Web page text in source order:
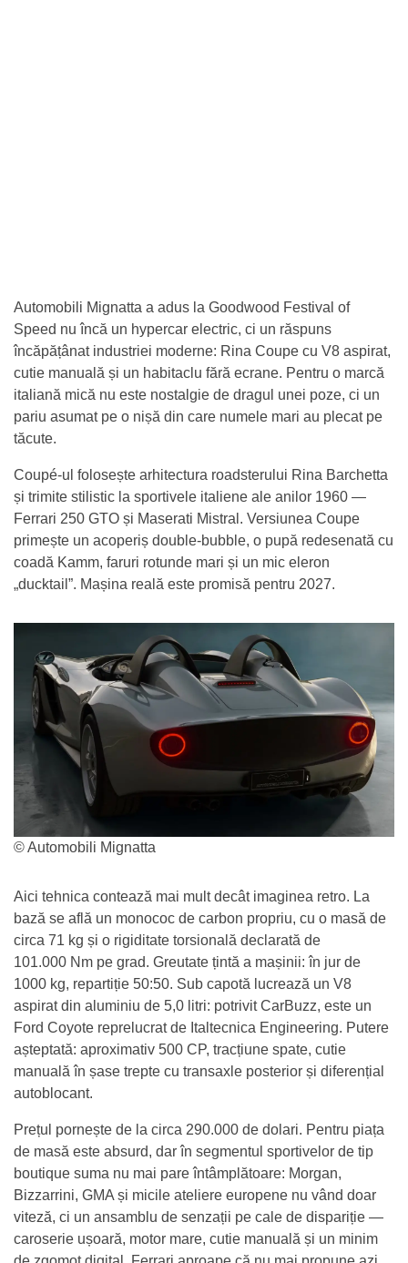
Automobili Mignatta a adus la Goodwood Festival of
Speed nu încă un hypercar electric, ci un răspuns
încăpățânat industriei moderne: Rina Coupe cu V8 aspirat,
cutie manuală și un habitaclu fără ecrane. Pentru o marcă
italiană mică nu este nostalgie de dragul unei poze, ci un
pariu asumat pe o nișă din care numele mari au plecat pe
tăcute.
Coupé-ul folosește arhitectura roadsterului Rina Barchetta
și trimite stilistic la sportivele italiene ale anilor 1960 —
Ferrari 250 GTO și Maserati Mistral. Versiunea Coupe
primește un acoperiș double-bubble, o pupă redesenată cu
coadă Kamm, faruri rotunde mari și un mic eleron
„ducktail”. Mașina reală este promisă pentru 2027.
© Automobili Mignatta
Aici tehnica contează mai mult decât imaginea retro. La
bază se află un monococ de carbon propriu, cu o masă de
circa 71 kg și o rigiditate torsională declarată de
101.000 Nm pe grad. Greutate țintă a mașinii: în jur de
1000 kg, repartiție 50:50. Sub capotă lucrează un V8
aspirat din aluminiu de 5,0 litri: potrivit CarBuzz, este un
Ford Coyote reprelucrat de Italtecnica Engineering. Putere
așteptată: aproximativ 500 CP, tracțiune spate, cutie
manuală în șase trepte cu transaxle posterior și diferențial
autoblocant.
Prețul pornește de la circa 290.000 de dolari. Pentru piața
de masă este absurd, dar în segmentul sportivelor de tip
boutique suma nu mai pare întâmplătoare: Morgan,
Bizzarrini, GMA și micile ateliere europene nu vând doar
viteză, ci un ansamblu de senzații pe cale de dispariție —
caroserie ușoară, motor mare, cutie manuală și un minim